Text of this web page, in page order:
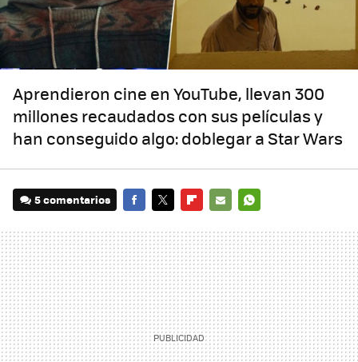
Aprendieron cine en YouTube, llevan 300
millones recaudados con sus películas y
han conseguido algo: doblegar a Star Wars
5 comentarios
MAIL